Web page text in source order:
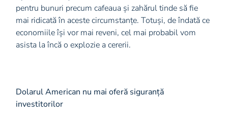
pentru bunuri precum cafeaua și zahărul tinde să fie
mai ridicată în aceste circumstanțe. Totuși, de îndată ce
economiile își vor mai reveni, cel mai probabil vom
asista la încă o explozie a cererii.
Dolarul American nu mai oferă siguranță
investitorilor